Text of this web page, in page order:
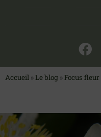
Accueil »Le blog »Focus fleur